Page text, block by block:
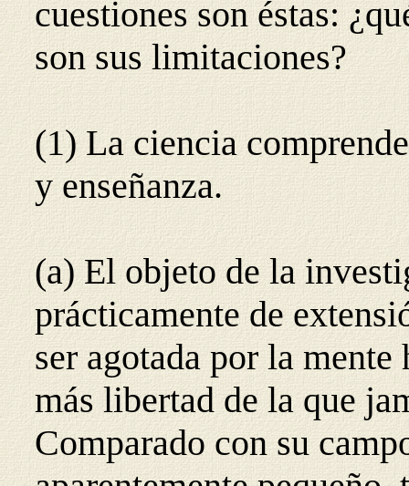
cuestiones son éstas:
son sus limitaciones?
(1) La ciencia
y enseñanza.
(a) El objeto de la
prácticamente de
ser agotada por la
más libertad de la que
Comparado con su